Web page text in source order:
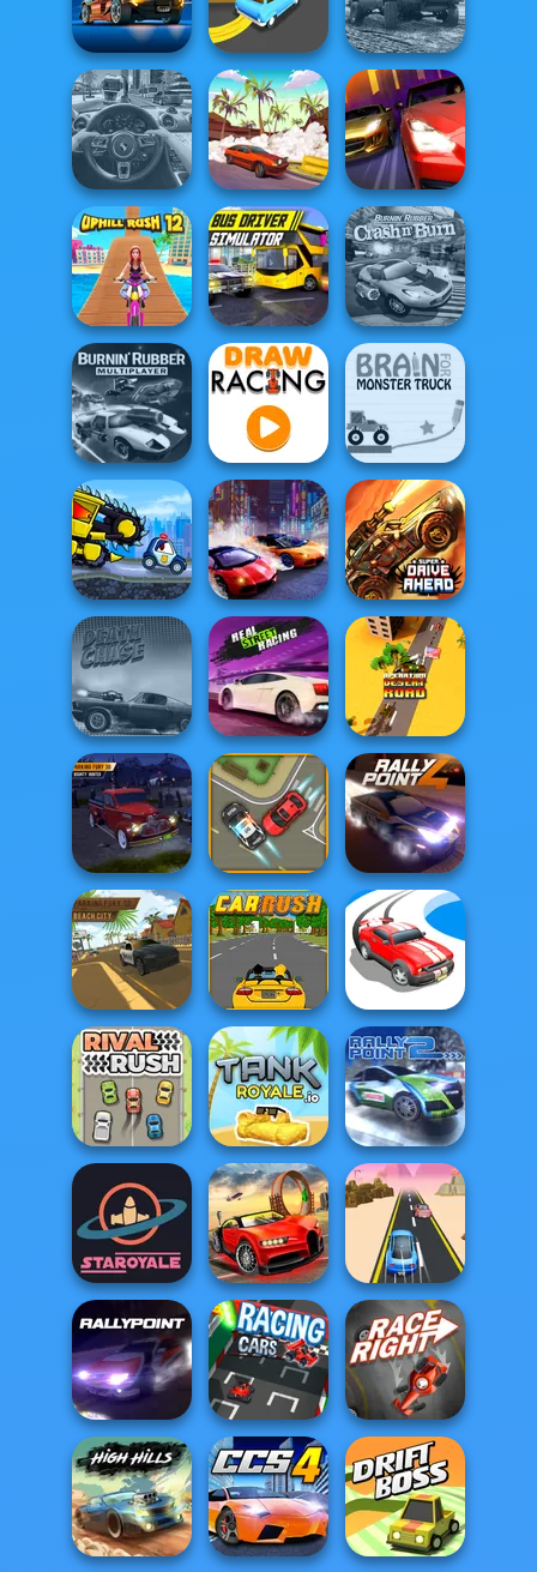
Drag Pro
Drift Dudes
OffRoad
Road Madness Turn Turn
Offroad Masters
Challenge
Traffic Jam 3D Drifting Mania Drag Racing City
Uphill Rush 12
Bus Driver
Simulator
Burnin' Rubber
Crash n' Burn
Burnin' Rubber
Multiplayer
Draw Racing
Brain For
Monster Truck
Car Eats Car Evil
Cars
Two Lambo
Rivals: Drift
Super Drive
Ahead
Death Chase
Real Street
Racing
Operation Desert
Road
Parking Fury 3D:
Bounty Hunter
Traffic Control Rally Point 4
Parking Fury 3D:
Beach City
Car Rush Drift Race 3D
Rival Rush Tankroyale.io Rally Point 2
Staroyale.io
Top Speed
Racing 3D
Rush Race
Rally Point Racing Cars Race Right